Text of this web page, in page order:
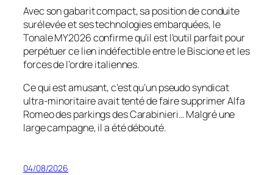
Avec son gabarit compact, sa position de conduite
surélevée et ses technologies embarquées, le
Tonale MY2026 confirme qu’il est l’outil parfait pour
perpétuer ce lien indéfectible entre le Biscione et les
forces de l’ordre italiennes.
Ce qui est amusant, c’est qu’un pseudo syndicat
ultra-minoritaire avait tenté de faire supprimer Alfa
Romeo des parkings des Carabinieri… Malgré une
large campagne, il a été débouté.
04/08/2026